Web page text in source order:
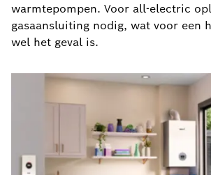
warmtepompen. Voor all-electric
gasaansluiting nodig, wat voor een
wel het geval is.